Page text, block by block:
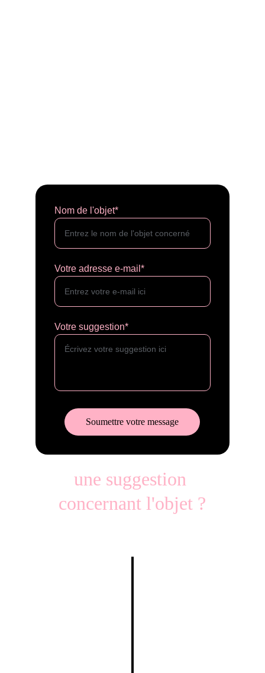
Nom de l'objet*
Votre adresse e-mail*
Votre suggestion*
Soumettre votre message
une suggestion
concernant l'objet ?